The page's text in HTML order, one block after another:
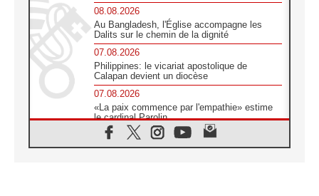
08.08.2026
Au Bangladesh, l'Église accompagne les
Dalits sur le chemin de la dignité
07.08.2026
Philippines: le vicariat apostolique de
Calapan devient un diocèse
07.08.2026
«La paix commence par l'empathie» estime
le cardinal Parolin
07.08.2026
En Colombie, «la paix ne s'achète pas avec